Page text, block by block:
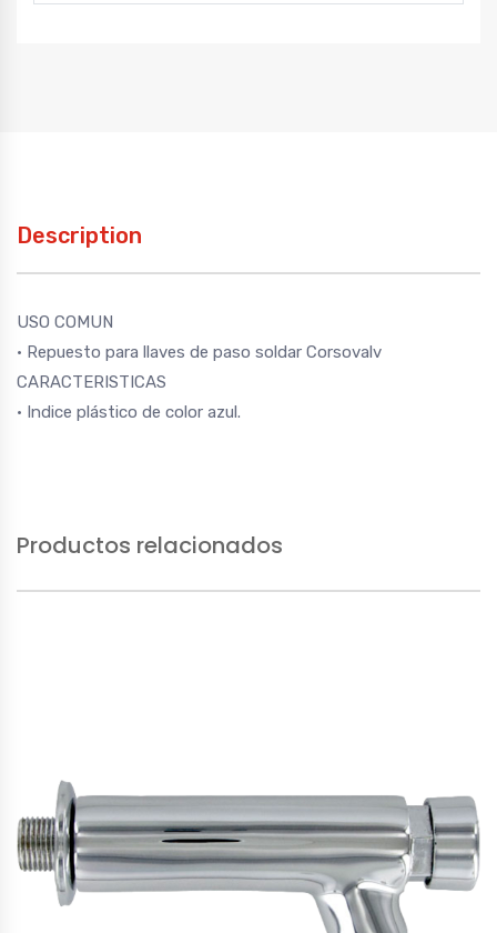
Description
USO COMUN
• Repuesto para llaves de paso soldar Corsovalv
CARACTERISTICAS
• Indice plástico de color azul.
Productos relacionados